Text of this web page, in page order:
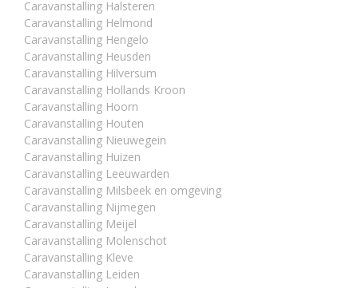
Caravanstalling Halsteren
Caravanstalling Helmond
Caravanstalling Hengelo
Caravanstalling Heusden
Caravanstalling Hilversum
Caravanstalling Hollands Kroon
Caravanstalling Hoorn
Caravanstalling Houten
Caravanstalling Nieuwegein
Caravanstalling Huizen
Caravanstalling Leeuwarden
Caravanstalling Milsbeek en omgeving
Caravanstalling Nijmegen
Caravanstalling Meijel
Caravanstalling Molenschot
Caravanstalling Kleve
Caravanstalling Leiden